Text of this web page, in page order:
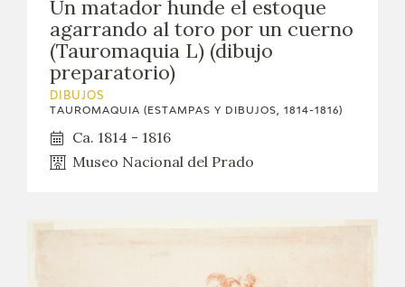
Un matador hunde el estoque
agarrando al toro por un cuerno
(Tauromaquia L) (dibujo
preparatorio)
DIBUJOS
TAUROMAQUIA (ESTAMPAS Y DIBUJOS, 1814-1816)
Ca. 1814 - 1816
Museo Nacional del Prado